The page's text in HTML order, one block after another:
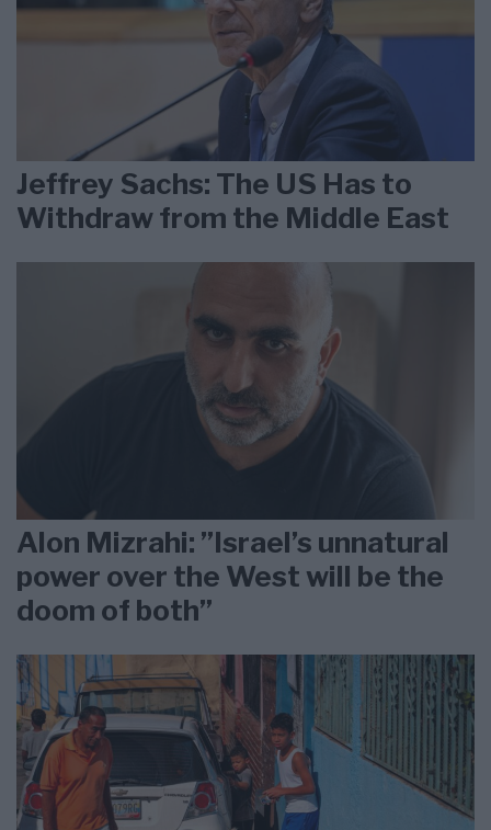
Jeffrey Sachs: The US Has to
Withdraw from the Middle East
Alon Mizrahi: ”Israel’s unnatural
power over the West will be the
doom of both”